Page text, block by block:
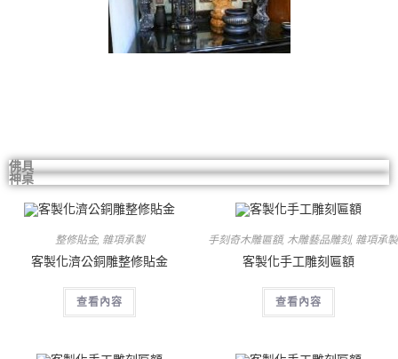
佛具
神桌
整修貼金, 雜項承製
客製化濟公銅雕整修貼金
查看內容
手刻奇木雕匾額, 木雕藝品雕刻, 雜項承製
客製化手工雕刻匾額
查看內容